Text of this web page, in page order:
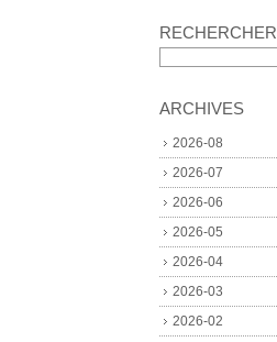
RECHERCHER
ARCHIVES
2026-08
2026-07
2026-06
2026-05
2026-04
2026-03
2026-02